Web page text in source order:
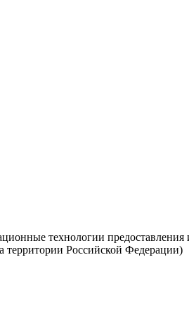
технологии предоставления
территории Российской Федерации)